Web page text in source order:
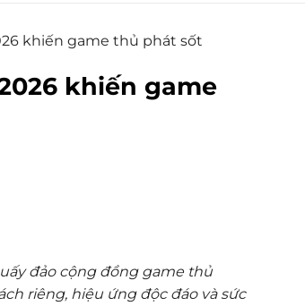
khiến game thủ phát sốt
khiến game
đảo cộng đồng game thủ
riêng, hiệu ứng độc đáo và sức